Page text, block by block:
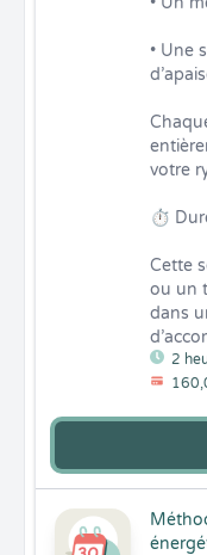
2
• Une
votre
⏱
Cette
ou un
dans